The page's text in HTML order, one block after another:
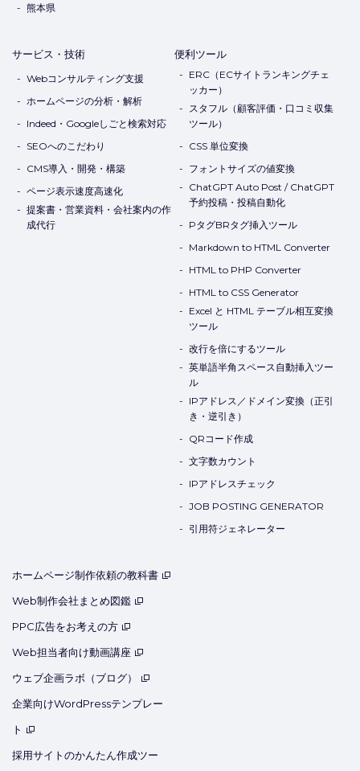
熊本県
サービス・技術
Webコンサルティング支援
ホームページの分析・解析
Indeed・Googleしごと検索対応
SEOへのこだわり
CMS導入・開発・構築
ページ表示速度高速化
提案書・営業資料・会社案内の作
成代行
便利ツール
ERC（ECサイトランキングチェ
ッカー）
スタフル（顧客評価・口コミ収集
ツール）
CSS 単位変換
フォントサイズの値変換
ChatGPT Auto Post / ChatGPT
予約投稿・投稿自動化
PタグBRタグ挿入ツール
Markdown to HTML Converter
HTML to PHP Converter
HTML to CSS Generator
Excel と HTML テーブル相互変換
ツール
改行を倍にするツール
英単語半角スペース自動挿入ツー
ル
IPアドレス／ドメイン変換（正引
き・逆引き）
QRコード作成
文字数カウント
IPアドレスチェック
JOB POSTING GENERATOR
引用符ジェネレーター
ホームページ制作依頼の教科書
Web制作会社まとめ図鑑
PPC広告をお考えの方
Web担当者向け動画講座
ウェブ企画ラボ（ブログ）
企業向けWordPressテンプレー
ト
採用サイトのかんたん作成ツー